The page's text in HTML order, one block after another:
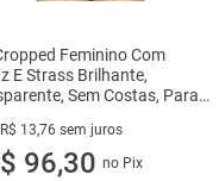
Feminino Com
E Strass Brilhante,
Sem Costas, Para
13,76 sem juros
de R$ 13,76 sem juros
96,30 no Pix